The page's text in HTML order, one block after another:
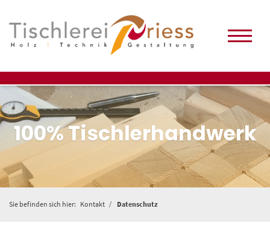
100% Tischlerhandwerk
Sie befinden sich hier: Kontakt Datenschutz